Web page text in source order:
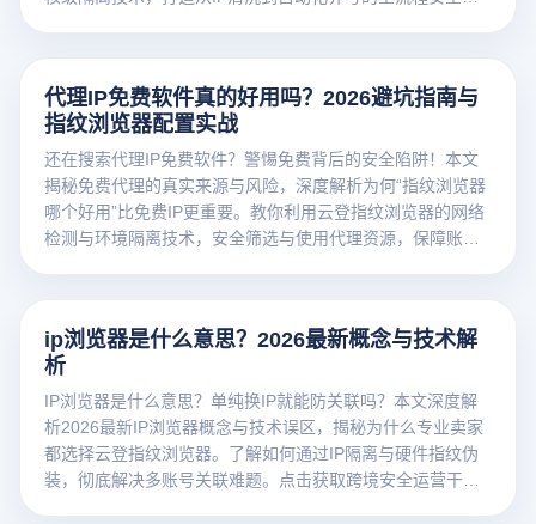
代理IP免费软件真的好用吗？2026避坑指南与
指纹浏览器配置实战
还在搜索代理IP免费软件？警惕免费背后的安全陷阱！本文
揭秘免费代理的真实来源与风险，深度解析为何“指纹浏览器
哪个好用”比免费IP更重要。教你利用云登指纹浏览器的网络
检测与环境隔离技术，安全筛选与使用代理资源，保障账号
ip浏览器是什么意思？2026最新概念与技术解
析
IP浏览器是什么意思？单纯换IP就能防关联吗？本文深度解
析2026最新IP浏览器概念与技术误区，揭秘为什么专业卖家
都选择云登指纹浏览器。了解如何通过IP隔离与硬件指纹伪
装，彻底解决多账号关联难题。点击获取跨境安全运营干